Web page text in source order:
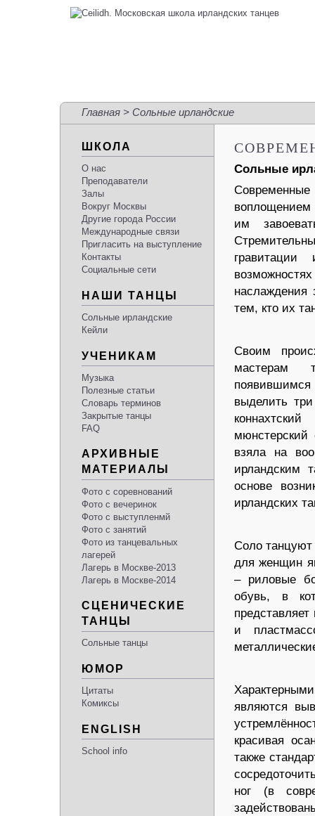
Главная > Сольные ирландские
ШКОЛА
О нас
Преподаватели
Залы
Вокруг Москвы
Другие города России
Международные связи
Пригласить на выступление
Контакты
Социальные сети
НАШИ ТАНЦЫ
Сольные ирландские
Кейли
УЧЕНИКАМ
Музыка
Полезные статьи
Словарь терминов
Закрытые танцы
FAQ
АРХИВНЫЕ
МАТЕРИАЛЫ
Фото с соревнований
Фото с вечеринок
Фото с выступленмй
Фото с занятий
Фото из танцевальных
лагерей
Лагерь в Москве-2013
Лагерь в Москве-2014
СЦЕНИЧЕСКИЕ
ТАНЦЫ
Сольные танцы
ЮМОР
Цитаты
Комиксы
ENGLISH
School info
Сольные
воплощением
им
гравитации
тем, кто их
Своим
мастерам
появившимся
выделить
мюнстерский
взяла на
ирландским
основе
ирландских
Соло танцуют
для женщин
– риловые
обувь, в
и
являются
красивая
также
ног (в